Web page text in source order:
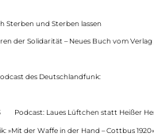
Sterben und Sterben lassen
der Solidarität – Neues Buch vom Verlag
des Deutschlandfunk:
Podcast: Laues Lüftchen statt Heißer
»Mit der Waffe in der Hand – Cottbus 1920«.